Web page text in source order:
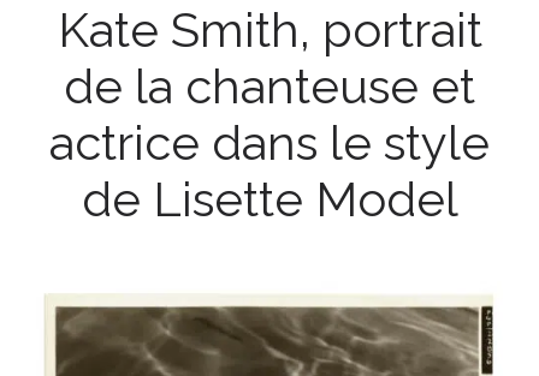
Kate Smith, portrait
de la chanteuse et
actrice dans le style
de Lisette Model